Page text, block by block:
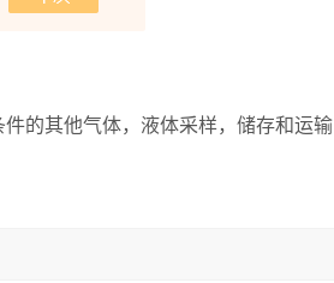
的其他气体，液体采样，储存和运输